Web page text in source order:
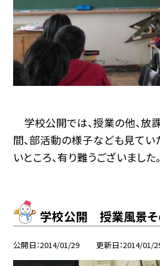
学校公開では、授業の他、放
間、部活動の様子なども見てい
いところ、有り難うございました。
学校公開 授業風景そ
公開日 2014/01/29 更新日 2014/01/